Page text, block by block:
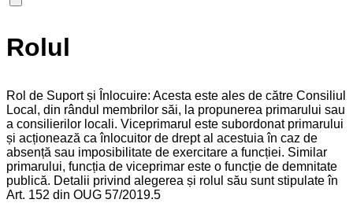
Rolul
Rol de Suport și Înlocuire: Acesta este ales de către Consiliul
Local, din rândul membrilor săi, la propunerea primarului sau
a consilierilor locali. Viceprimarul este subordonat primarului
și acționează ca înlocuitor de drept al acestuia în caz de
absență sau imposibilitate de exercitare a funcției. Similar
primarului, funcția de viceprimar este o funcție de demnitate
publică. Detalii privind alegerea și rolul său sunt stipulate în
Art. 152 din OUG 57/2019.5